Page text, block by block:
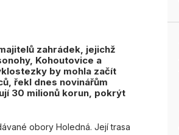
zahrádek, jejichž
Kohoutovice a
by mohla začít
řekl dnes novinářům
30 milionů korun, pokrýt
obory Holedná. Její trasa